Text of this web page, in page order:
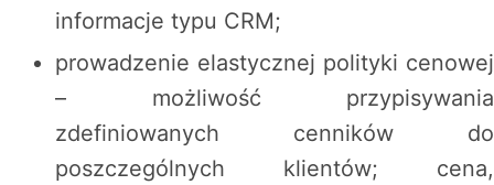
informacje typu CRM;
prowadzenie elastycznej polityki cenowej
– możliwość przypisywania
zdefiniowanych cenników do
poszczególnych klientów; cena,